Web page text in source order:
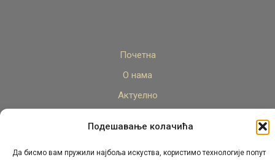
Подешавање колачића
Да бисмо вам пружили најбоља искуства, користимо технологије попут
Почетна
О нама
Актуелно
Архива